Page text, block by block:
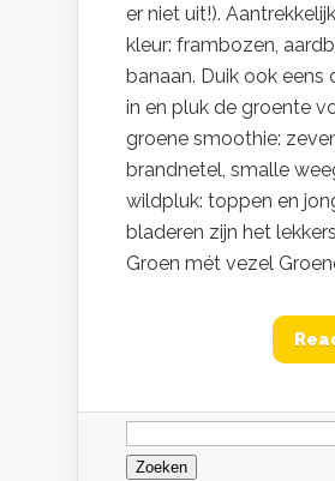
er niet uit!).
kleur: frambozen,
banaan. Duik ook eens
in en pluk de groente
groene smoothie:
brandnetel, smalle
wildpluk: toppen en
bladeren zijn het
Groen mét vezel
Zoeken
naar: